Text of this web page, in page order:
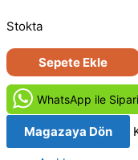
Stokta
Lackawanna
Blues
(2005)
Orijinal
VCD
Film
Sepete Ekle
WhatsApp ile
Magazaya Dön